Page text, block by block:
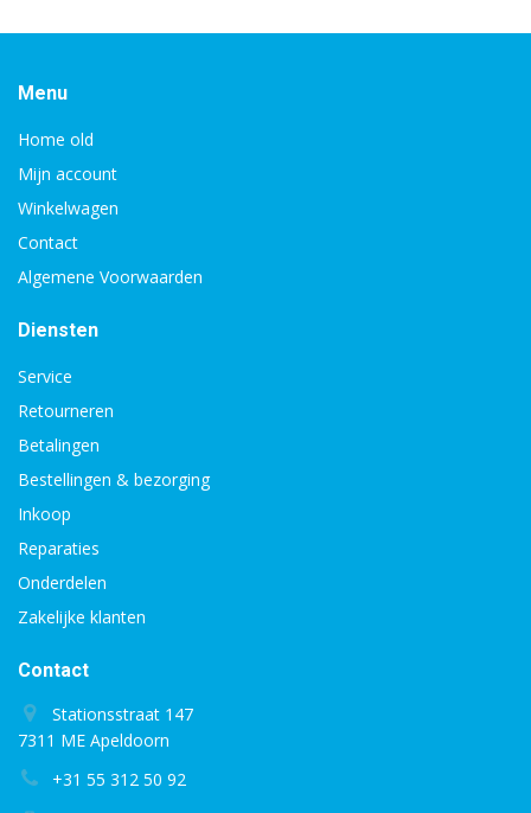
Menu
Home old
Mijn account
Winkelwagen
Contact
Algemene Voorwaarden
Diensten
Service
Retourneren
Betalingen
Bestellingen & bezorging
Inkoop
Reparaties
Onderdelen
Zakelijke klanten
Contact
Stationsstraat 147
7311 ME Apeldoorn
+31 55 312 50 92